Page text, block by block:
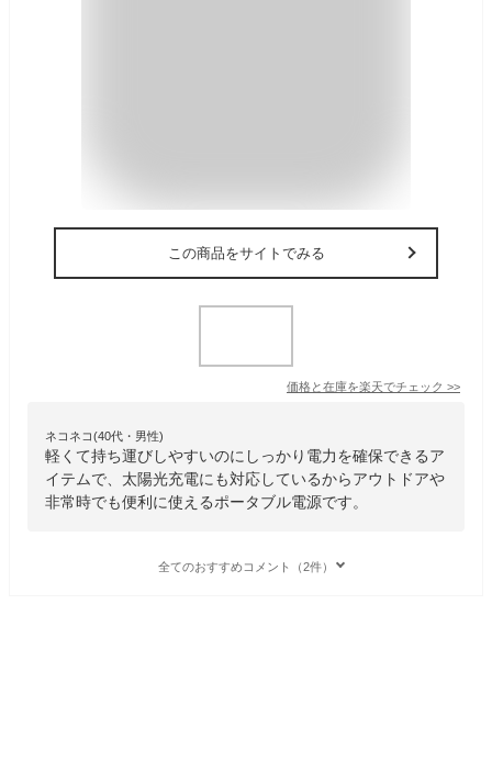
この商品をサイトでみる
価格と在庫を楽天でチェック >>
ネコネコ(40代・男性)
軽くて持ち運びしやすいのにしっかり電力を確保できるア
イテムで、太陽光充電にも対応しているからアウトドアや
非常時でも便利に使えるポータブル電源です。
全てのおすすめコメント（2件）